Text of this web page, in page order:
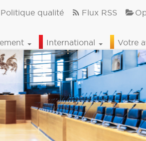
qualité Flux RSS
International Votre